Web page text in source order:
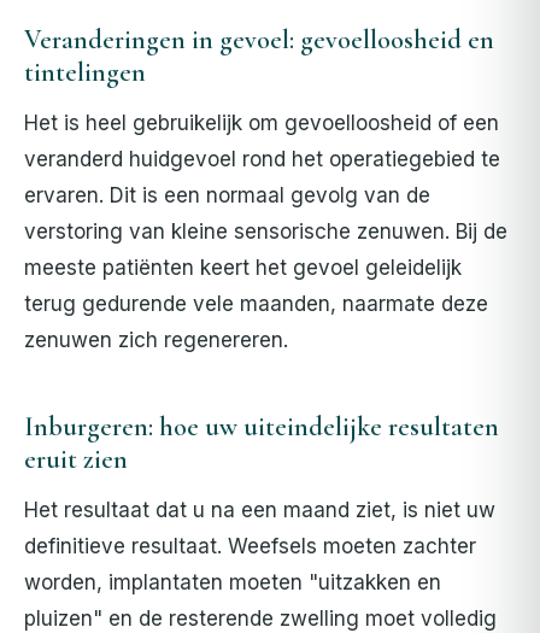
Veranderingen in gevoel: gevoelloosheid en
tintelingen
Het is heel gebruikelijk om gevoelloosheid of een
veranderd huidgevoel rond het operatiegebied te
ervaren. Dit is een normaal gevolg van de
verstoring van kleine sensorische zenuwen. Bij de
meeste patiënten keert het gevoel geleidelijk
terug gedurende vele maanden, naarmate deze
zenuwen zich regenereren.
Inburgeren: hoe uw uiteindelijke resultaten
eruit zien
Het resultaat dat u na een maand ziet, is niet uw
definitieve resultaat. Weefsels moeten zachter
worden, implantaten moeten "uitzakken en
pluizen" en de resterende zwelling moet volledig